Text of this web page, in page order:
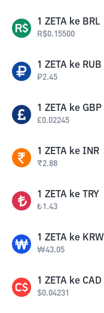
1 ZETA ke BRL
R$0.15500
1 ZETA ke RUB
₽2.45
1 ZETA ke GBP
£0.02245
1 ZETA ke INR
₹2.88
1 ZETA ke TRY
₺1.43
1 ZETA ke KRW
₩43.05
1 ZETA ke CAD
$0.04231